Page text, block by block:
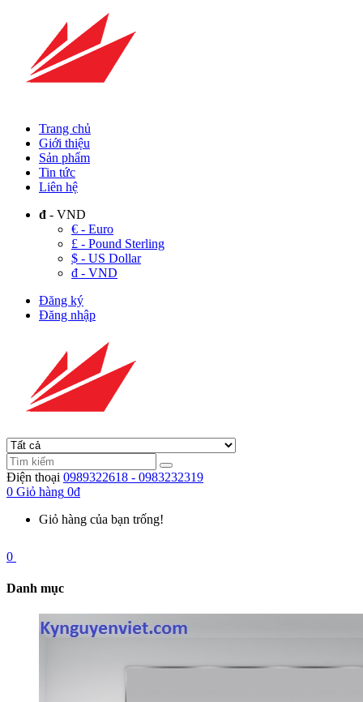
Trang chủ
Giới thiệu
Sản phẩm
Tin tức
Liên hệ
đ - VND
€ - Euro
£ - Pound Sterling
$ - US Dollar
đ - VND
Đăng ký
Đăng nhập
Điện thoại 0989322618 - 0983232319
0 Giỏ hàng 0đ
Giỏ hàng của bạn trống!
0
Danh mục